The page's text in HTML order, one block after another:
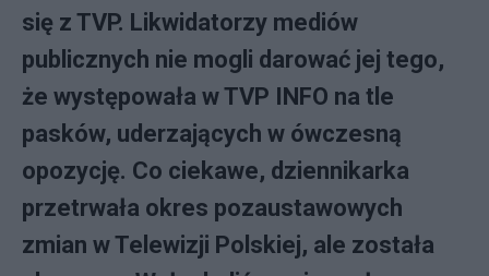
się z TVP. Likwidatorzy mediów
publicznych nie mogli darować jej tego,
że występowała w TVP INFO na tle
pasków, uderzających w ówczesną
opozycję. Co ciekawe, dziennikarka
przetrwała okres pozaustawowych
zmian w Telewizji Polskiej, ale została